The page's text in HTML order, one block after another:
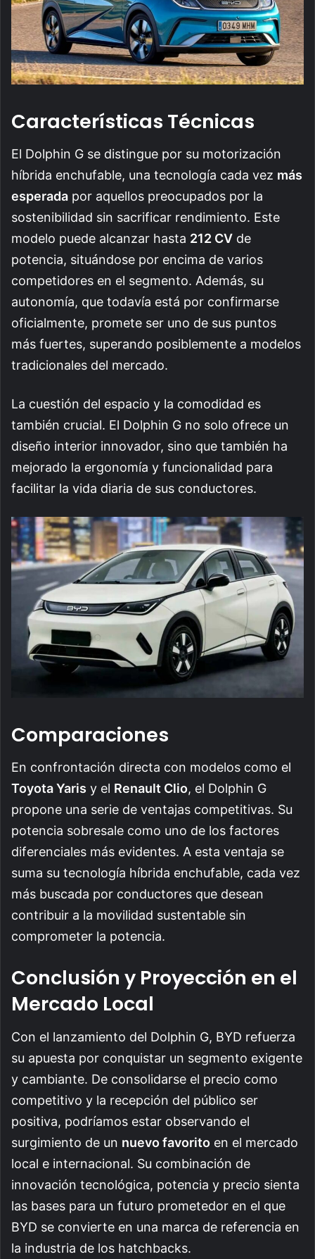
Características Técnicas
El Dolphin G se distingue por su motorización
híbrida enchufable, una tecnología cada vez más
esperada por aquellos preocupados por la
sostenibilidad sin sacrificar rendimiento. Este
modelo puede alcanzar hasta 212 CV de
potencia, situándose por encima de varios
competidores en el segmento. Además, su
autonomía, que todavía está por confirmarse
oficialmente, promete ser uno de sus puntos
más fuertes, superando posiblemente a modelos
tradicionales del mercado.
La cuestión del espacio y la comodidad es
también crucial. El Dolphin G no solo ofrece un
diseño interior innovador, sino que también ha
mejorado la ergonomía y funcionalidad para
facilitar la vida diaria de sus conductores.
Comparaciones
En confrontación directa con modelos como el
Toyota Yaris y el Renault Clio, el Dolphin G
propone una serie de ventajas competitivas. Su
potencia sobresale como uno de los factores
diferenciales más evidentes. A esta ventaja se
suma su tecnología híbrida enchufable, cada vez
más buscada por conductores que desean
contribuir a la movilidad sustentable sin
comprometer la potencia.
Conclusión y Proyección en el
Mercado Local
Con el lanzamiento del Dolphin G, BYD refuerza
su apuesta por conquistar un segmento exigente
y cambiante. De consolidarse el precio como
competitivo y la recepción del público ser
positiva, podríamos estar observando el
surgimiento de un nuevo favorito en el mercado
local e internacional. Su combinación de
innovación tecnológica, potencia y precio sienta
las bases para un futuro prometedor en el que
BYD se convierte en una marca de referencia en
la industria de los hatchbacks.